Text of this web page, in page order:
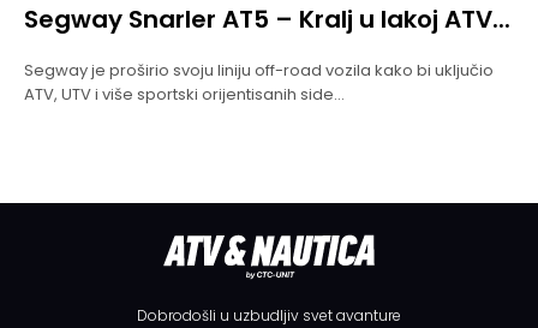
Segway Snarler AT5 – Kralj u lakoj ATV...
Segway je proširio svoju liniju off-road vozila kako bi uključio
ATV, UTV i više sportski orijentisanih side...
Dobrodošli u uzbudljiv svet avanture